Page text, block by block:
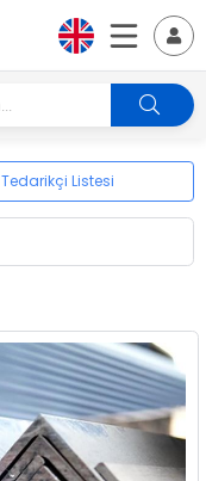
Tedarikçi Listesi